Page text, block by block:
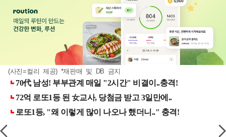
(사진=컬리 제공) *재판매 및 DB 금지